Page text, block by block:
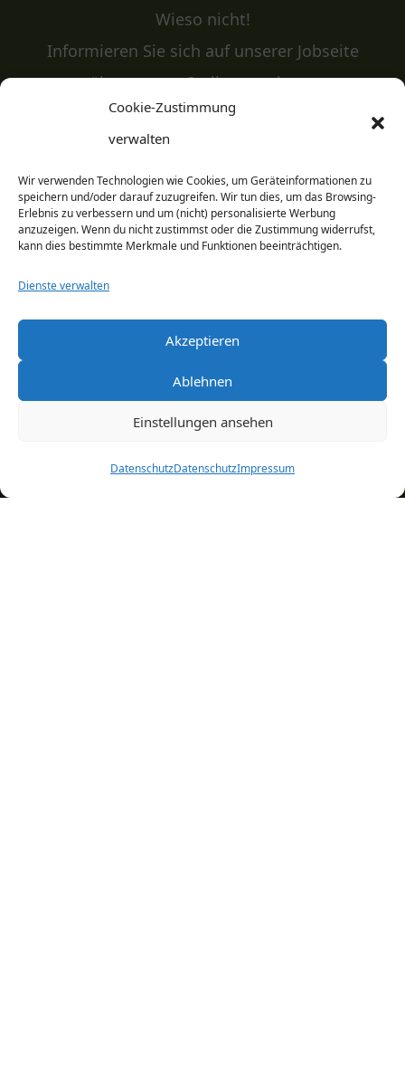
Cookie-Zustimmung
verwalten
Wir verwenden Technologien wie Cookies, um Geräteinformationen zu
speichern und/oder darauf zuzugreifen. Wir tun dies, um das Browsing-
Erlebnis zu verbessern und um (nicht) personalisierte Werbung
anzuzeigen. Wenn du nicht zustimmst oder die Zustimmung widerrufst,
kann dies bestimmte Merkmale und Funktionen beeinträchtigen.
Dienste verwalten
Akzeptieren
Ablehnen
Einstellungen ansehen
DatenschutzDatenschutzImpressum
Wieso nicht!
Informieren Sie sich auf unserer Jobseite
über unsere Stellenangebote.
Newsletter­
anmeldung
an, um über Events und Aktionen im
Saunapark auf dem Laufenden zu
Vorname